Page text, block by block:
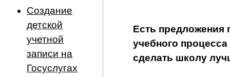
Есть предложения
учебного процесса
сделать школу
Создание
детской
учетной
записи на
Госуслугах